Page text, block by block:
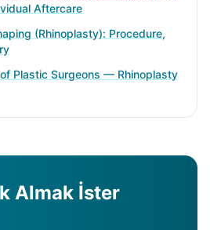
Aftercare
(Rhinoplasty): Procedure,
Plastic Surgeons — Rhinoplasty
Almak İster